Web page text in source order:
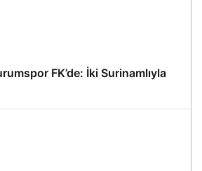
FK’de: İki Surinamlıyla